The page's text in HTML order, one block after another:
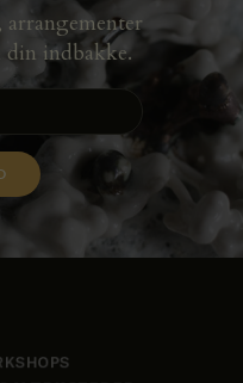
arrangementer
indbakke.